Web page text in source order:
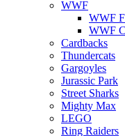
WWF
WWF
WWF
Cardbacks
Thundercats
Gargoyles
Jurassic Park
Street Sharks
Mighty Max
LEGO
Ring Raiders